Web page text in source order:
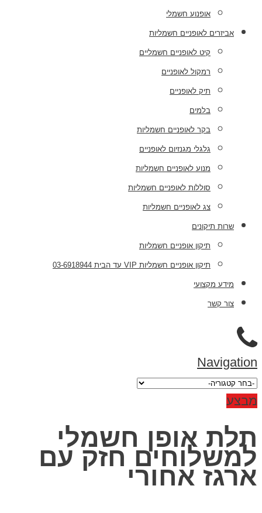
אופנוע חשמלי
אביזרים לאופניים חשמליות
קיט לאופניים חשמליים
רמקול לאופניים
תיק לאופניים
בלמים
בקר לאופניים חשמליות
גלגלי מגנזיום לאופניים
מנוע לאופניים חשמליות
סוללות לאופניים חשמליות
צג לאופניים חשמליות
שרות תיקונים
תיקון אופניים חשמליות
תיקון אופניים חשמליות VIP עד הבית 03-6918944
מידע מקצועי
צור קשר
Navigation
מבצע
תלת אופן חשמלי
למשלוחים חזק עם
ארגז אחורי